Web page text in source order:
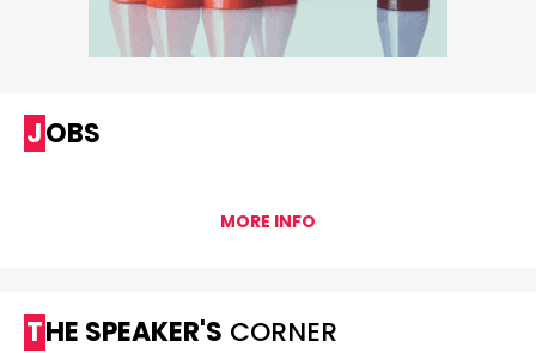
JOBS
MORE INFO
THE SPEAKER'S CORNER